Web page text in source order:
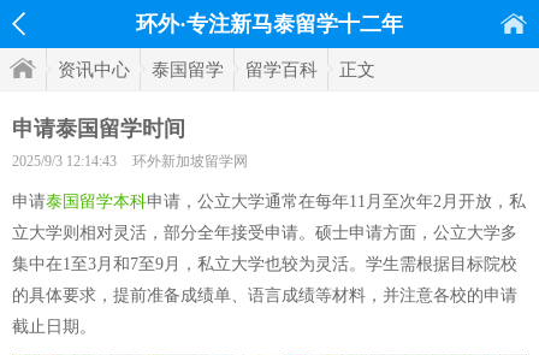
环外·专注新马泰留学十二年
资讯中心 泰国留学 留学百科 正文
申请泰国留学时间
2025/9/3 12:14:43 环外新加坡留学网
申请泰国留学本科申请，公立大学通常在每年11月至次年2月开放，私
立大学则相对灵活，部分全年接受申请。硕士申请方面，公立大学多
集中在1至3月和7至9月，私立大学也较为灵活。学生需根据目标院校
的具体要求，提前准备成绩单、语言成绩等材料，并注意各校的申请
截止日期。